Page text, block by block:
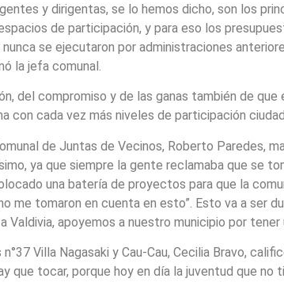
y dirigentas, se lo hemos dicho, son los
de participación, y para eso los
se ejecutaron por administraciones
la jefa comunal.
del compromiso y de las ganas también de
con cada vez más niveles de participación
de Juntas de Vecinos, Roberto Paredes,
ya que siempre la gente reclamaba que se
una batería de proyectos para que la
me tomaron en cuenta en esto”. Esto va a ser
apoyemos a nuestro municipio por tener
Villa Nagasaki y Cau-Cau, Cecilia Bravo,
que tocar, porque hoy en día la juventud que